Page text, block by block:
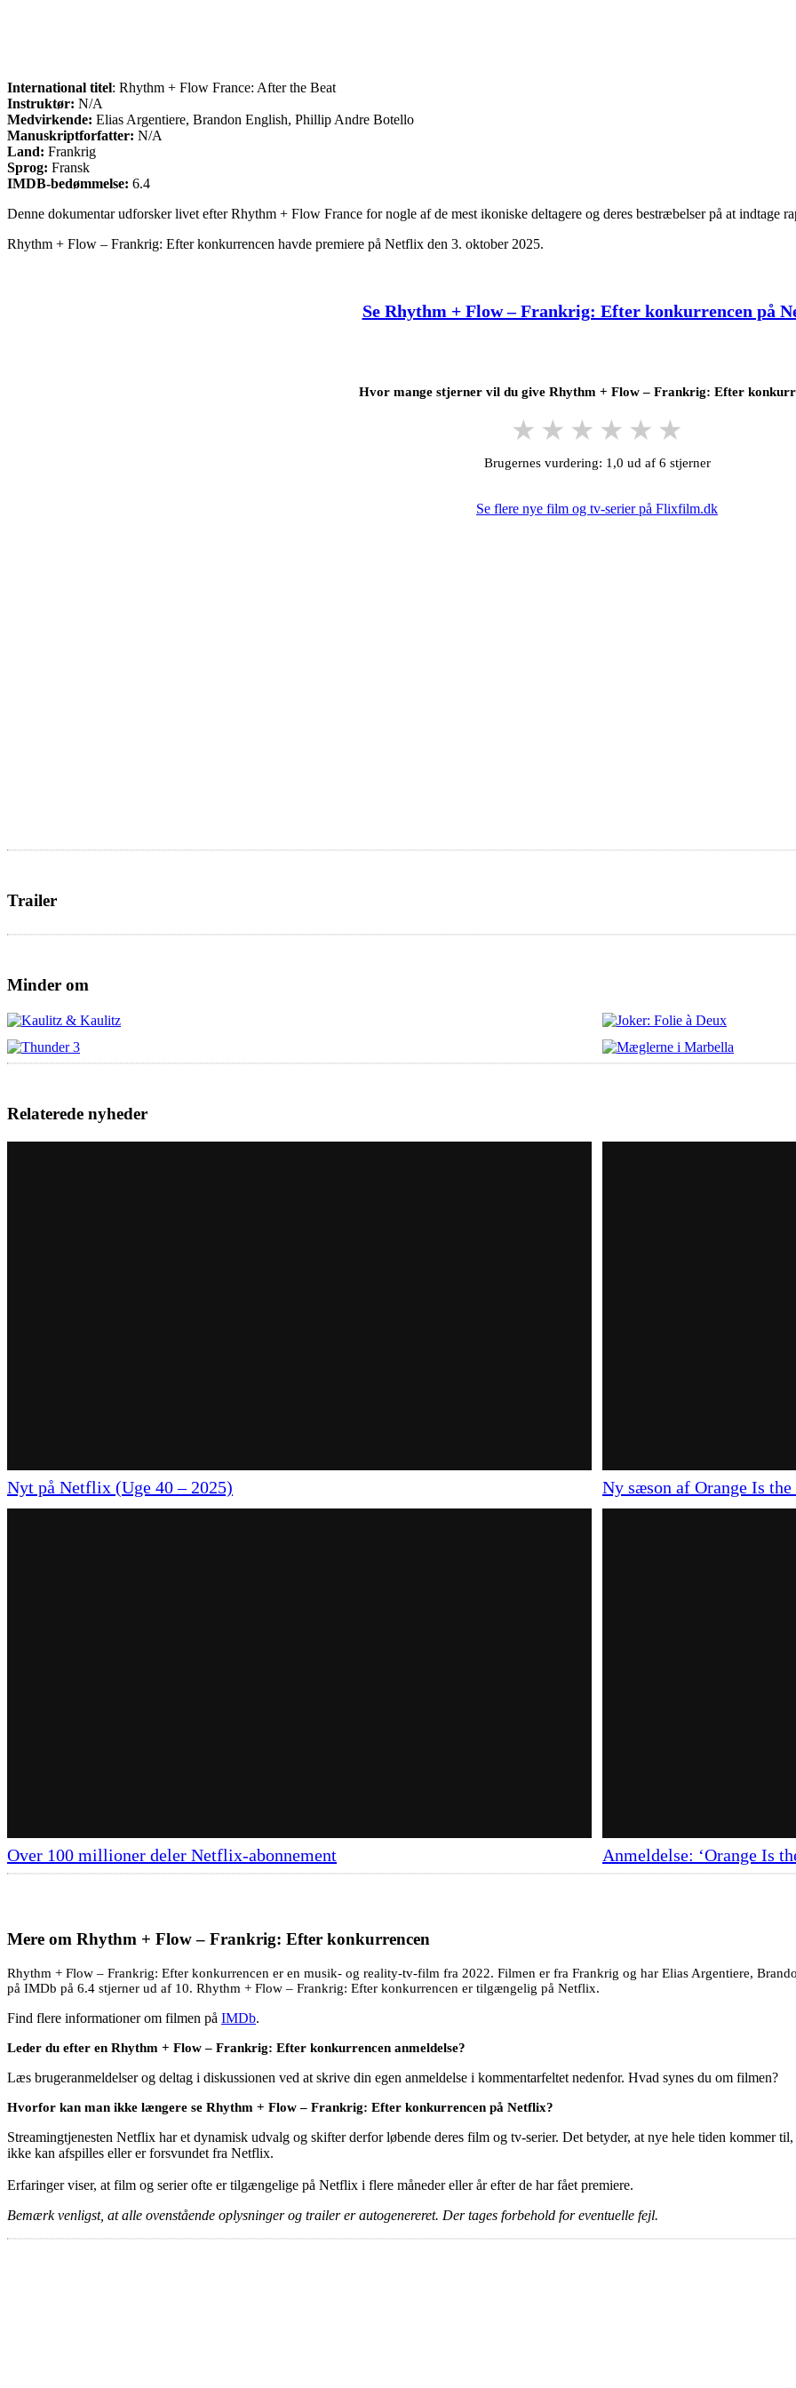
International titel: Rhythm + Flow France: After the Beat
Instruktør: N/A
Medvirkende: Elias Argentiere, Brandon English, Phillip Andre Botello
Manuskriptforfatter: N/A
Land: Frankrig
Sprog: Fransk
IMDB-bedømmelse: 6.4
Denne dokumentar udforsker livet efter Rhythm + Flow France for nogle af de mest ikoniske deltagere og deres bestræbelser på at indtage
Rhythm + Flow – Frankrig: Efter konkurrencen havde premiere på Netflix den 3. oktober 2025.
Se Rhythm + Flow – Frankrig: Efter konkurrencen på
Hvor mange stjerner vil du give Rhythm + Flow – Frankrig: Efter
★ ★ ★ ★ ★ ★
Brugernes vurdering: 1,0 ud af 6 stjerner
Se flere nye film og tv-serier på Flixfilm.dk
Trailer
Minder om
Relaterede nyheder
Nyt på Netflix (Uge 40 – 2025) Ny sæson af Orange Is
Over 100 millioner deler Netflix-abonnement Anmeldelse: ‘Orange Is
Mere om Rhythm + Flow – Frankrig: Efter konkurrencen
Rhythm + Flow – Frankrig: Efter konkurrencen er en musik- og reality-tv-film fra 2022. Filmen er fra Frankrig og har Elias Argentiere,
på IMDb på 6.4 stjerner ud af 10. Rhythm + Flow – Frankrig: Efter konkurrencen er tilgængelig på Netflix.
Find flere informationer om filmen på IMDb.
Leder du efter en Rhythm + Flow – Frankrig: Efter konkurrencen anmeldelse?
Læs brugeranmeldelser og deltag i diskussionen ved at skrive din egen anmeldelse i kommentarfeltet nedenfor. Hvad synes du om filmen?
Hvorfor kan man ikke længere se Rhythm + Flow – Frankrig: Efter konkurrencen på Netflix?
Streamingtjenesten Netflix har et dynamisk udvalg og skifter derfor løbende deres film og tv-serier. Det betyder, at nye hele tiden kommer
ikke kan afspilles eller er forsvundet fra Netflix.
Erfaringer viser, at film og serier ofte er tilgængelige på Netflix i flere måneder eller år efter de har fået premiere.
Bemærk venligst, at alle ovenstående oplysninger og trailer er autogenereret. Der tages forbehold for eventuelle fejl.